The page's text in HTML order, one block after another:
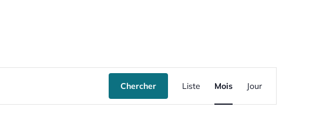
Chercher
N
a
Liste Mois Jour